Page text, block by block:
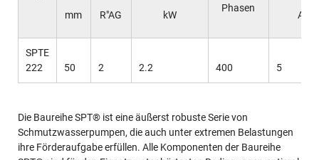
Phasen
mm R"AG kW A
SPTE
222
50 2 2.2 400 5
Die Baureihe SPT® ist eine äußerst robuste Serie von
Schmutzwasserpumpen, die auch unter extremen Belastungen
ihre Förderaufgabe erfüllen. Alle Komponenten der Baureihe